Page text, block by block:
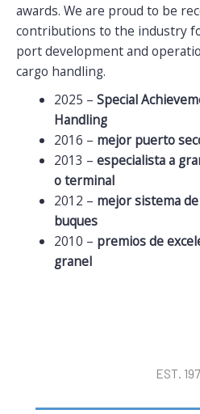
awards. We are proud to be
contributions to the industry
port development and
cargo handling.
2025 – Special
Handling
2016 – mejor puerto
2013 – especialista a
o terminal
2012 – mejor sistema
buques
2010 – premios de
granel
EST.